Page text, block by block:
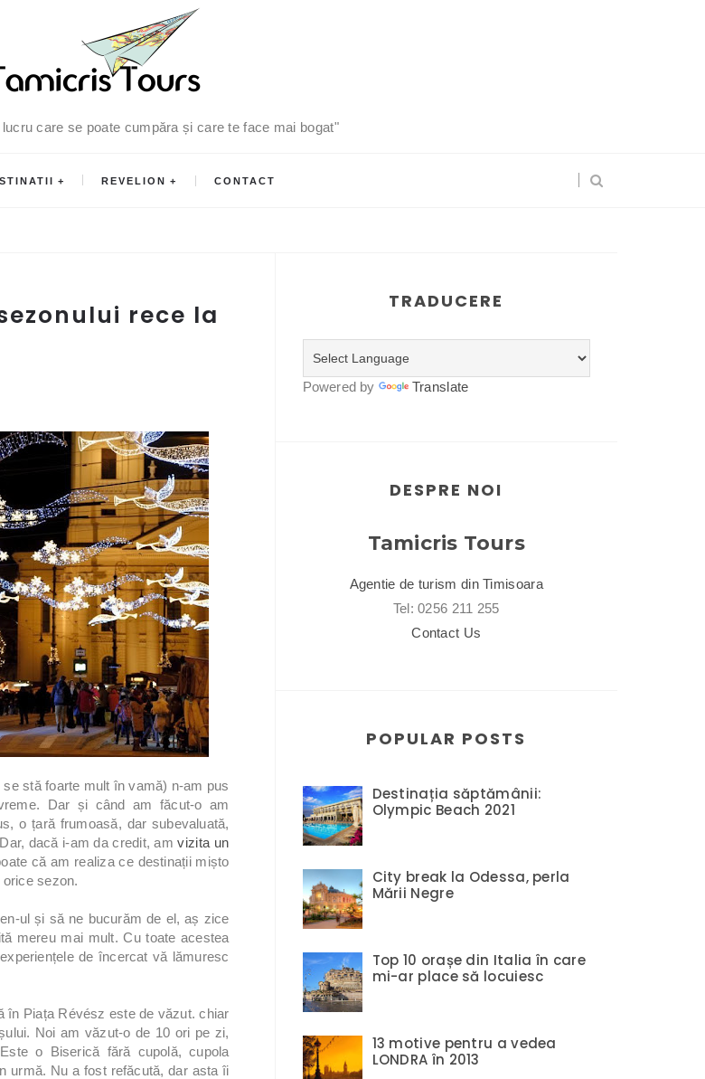
care se poate cumpăra și care te face mai bogat"
REVELION CONTACT
rece la
stă foarte mult în vamă) n-am pus
Dar și când am făcut-o am
o țară frumoasă, dar subevaluată,
dacă i-am da credit, amvizita un
că am realiza ce destinații mișto
sezon.
ul și să ne bucurăm de el, aș zice
mereu mai mult. Cu toate acestea
de încercat vă lămuresc
în Piața Révész este de văzut. chiar
Noi am văzut-o de 10 ori pe zi,
o Biserică fără cupolă, cupola
urmă. Nu a fost refăcută, dar asta îi
TRADUCERE
Powered by Translate
DESPRE NOI
Tamicris Tours
Agentie de turism din Timisoara
Tel: 0256 211 255
Contact Us
POPULAR POSTS
Destinația săptămânii:
Olympic Beach 2021
City break la Odessa, perla
Mării Negre
Top 10 orașe din Italia în care
mi-ar place să locuiesc
13 motive pentru a vedea
LONDRA în 2013